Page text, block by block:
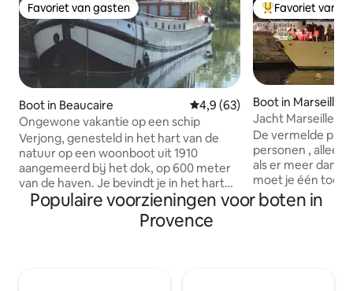
Favoriet van gasten
Favoriet van gasten
Boot in Beaucaire Gemiddelde beoordeling van
4,9 (63)
Ongewone vakantie op een schip
Verjong, genesteld in het hart van de
natuur op een woonboot uit 1910
aangemeerd bij het dok, op 600 meter
van de haven. Je bevindt je in het hart
van de Provençaalse cultuur: Les Baux
de Provence met zijn steengroeven van
lichten, het kasteel van koning René, de
Topfavoriet van
Favoriet van
Boot in Marseille
Jacht Marseille
zee-uitje VP
De vermelde prijs
personen , alleen
als er meer dan
moet je één
toevoegen,
Mogelijkheid om
Populaire voorzieningen voor boten in
Provence